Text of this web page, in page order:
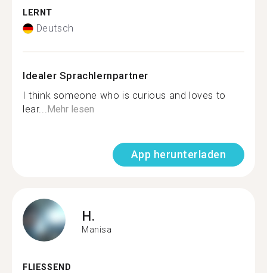
LERNT
Deutsch
Idealer Sprachlernpartner
I think someone who is curious and loves to
lear...Mehr lesen
App herunterladen
H.
Manisa
FLIESSEND